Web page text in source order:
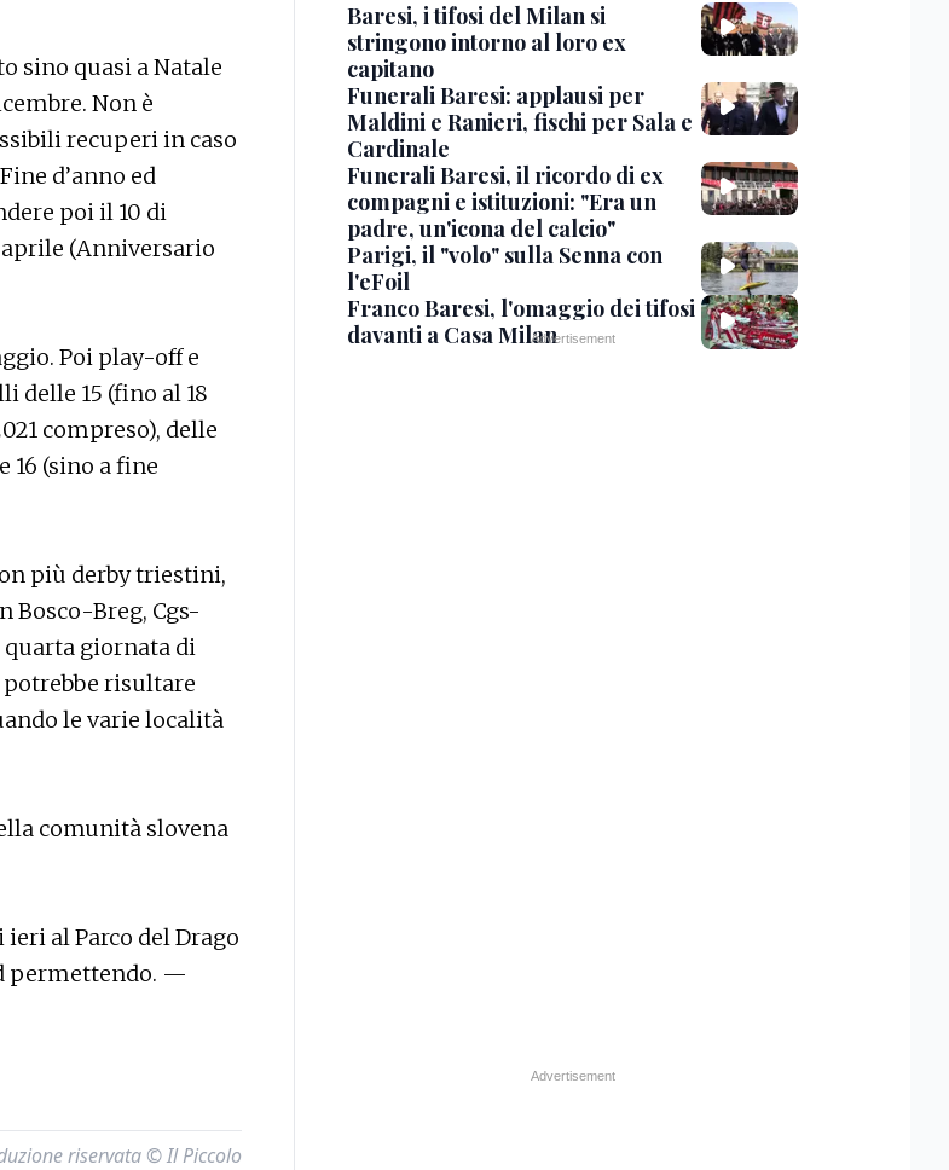
sino quasi a Natale
Non è
recuperi in caso
d’anno ed
poi il 10 di
aprile (Anniversario
Poi play-off e
delle 15 (fino al 18
compreso), delle
16 (sino a fine
più derby triestini,
Bosco-Breg, Cgs-
giornata di
risultare
le varie località
comunità slovena
al Parco del Drago
permettendo. —
riservata © Il Piccolo
Baresi, i tifosi del Milan si
stringono intorno al loro ex
capitano
Funerali Baresi: applausi per
Maldini e Ranieri, fischi per Sala e
Cardinale
Funerali Baresi, il ricordo di ex
compagni e istituzioni: "Era un
padre, un'icona del calcio"
Parigi, il "volo" sulla Senna con
l'eFoil
Franco Baresi, l'omaggio dei tifosi
davanti a Casa Milan